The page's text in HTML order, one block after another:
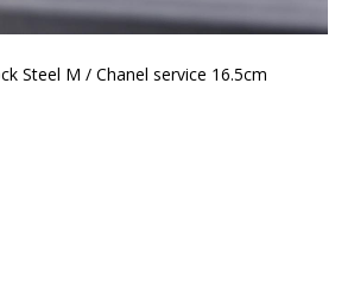
Steel M / Chanel service 16.5cm